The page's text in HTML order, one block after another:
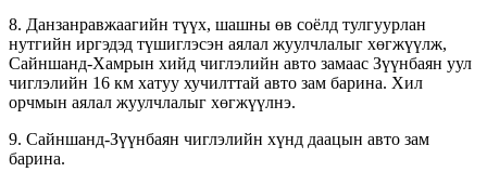
8. Данзанравжаагийн түүх, шашны өв соёлд тулгуурлан
нутгийн иргэдэд түшиглэсэн аялал жуулчлалыг хөгжүүлж,
Сайншанд-Хамрын хийд чиглэлийн авто замаас Зүүнбаян уул
чиглэлийн 16 км хатуу хучилттай авто зам барина. Хил
орчмын аялал жуулчлалыг хөгжүүлнэ.
9. Сайншанд-Зүүнбаян чиглэлийн хүнд даацын авто зам
барина.